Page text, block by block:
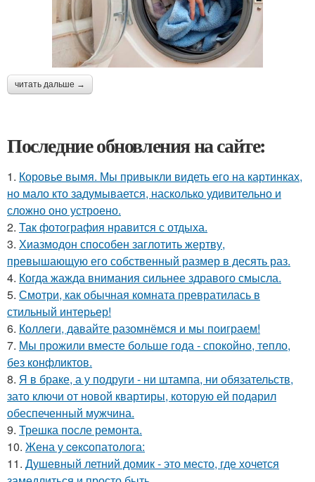
читать дальше →
Последние обновления на сайте:
1. Коровье вымя. Мы привыкли видеть его на картинках,
но мало кто задумывается, насколько удивительно и
сложно оно устроено.
2. Так фотография нравится с отдыха.
3. Хиазмодон способен заглотить жертву,
превышающую его собственный размер в десять раз.
4. Когда жажда внимания сильнее здравого смысла.
5. Смотри, как обычная комната превратилась в
стильный интерьер!
6. Коллеги, давайте разомнёмся и мы поиграем!
7. Мы прожили вместе больше года - спокойно, тепло,
без конфликтов.
8. Я в браке, а у подруги - ни штампа, ни обязательств,
зато ключи от новой квартиры, которую ей подарил
обеспеченный мужчина.
9. Трешка после ремонта.
10. Жена у ceкcопатолога:
11. Душевный летний домик - это место, где хочется